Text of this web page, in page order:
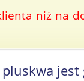
niż na
jest